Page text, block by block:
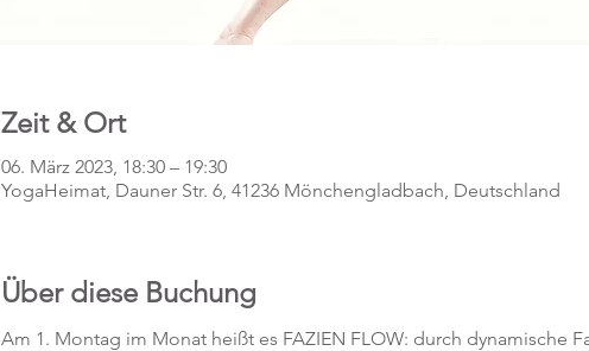
Zeit & Ort
06. März 2023, 18:30 – 19:30
YogaHeimat, Dauner Str. 6, 41236 Mönchengladbach, Deutschland
Über diese Buchung
Am 1. Montag im Monat heißt es FAZIEN FLOW: durch dynamische